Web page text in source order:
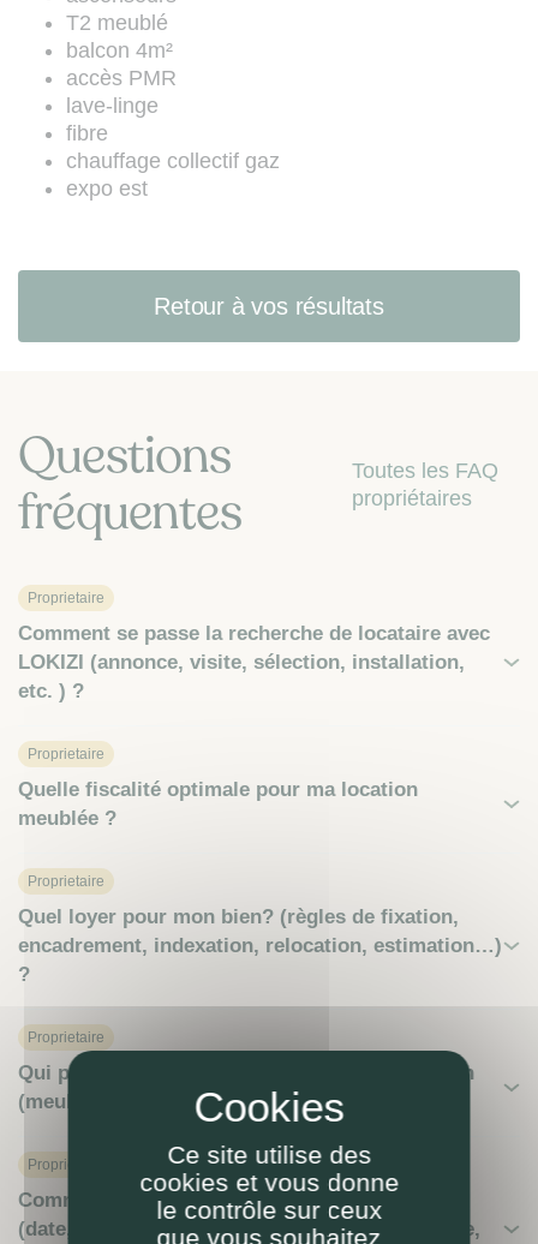
les articles L. 223-1 à L. 223-7 du
Code de la consommation (site web
:www.bloctel.gouv.fr
T2 meublé
balcon 4m²
accès PMR
lave-linge
fibre
chauffage collectif gaz
expo est
Retour à vos résultats
Questions
fréquentes
Toutes les FAQ
propriétaires
Proprietaire
Comment se passe la recherche de locataire avec
LOKIZI (annonce, visite, sélection, installation,
etc. ) ?
Proprietaire
Quelle fiscalité optimale pour ma location
meublée ?
Proprietaire
Quel loyer pour mon bien? (règles de fixation,
encadrement, indexation, relocation, estimation…)
?
Proprietaire
Qui paie la taxe d’habitation pendant la location
(meublée) ?
Proprietaire
Comment se passe le reversement des loyers
(date, modalités de paiement, relevé de gérance,
Ce site utilise des
cookies et vous donne
le contrôle sur ceux
que vous souhaitez